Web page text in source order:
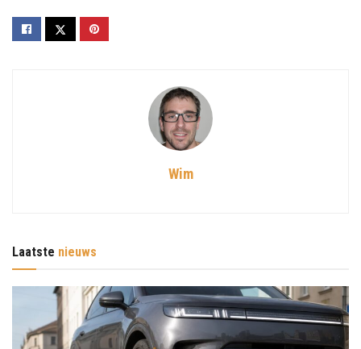
Wim
Laatste nieuws